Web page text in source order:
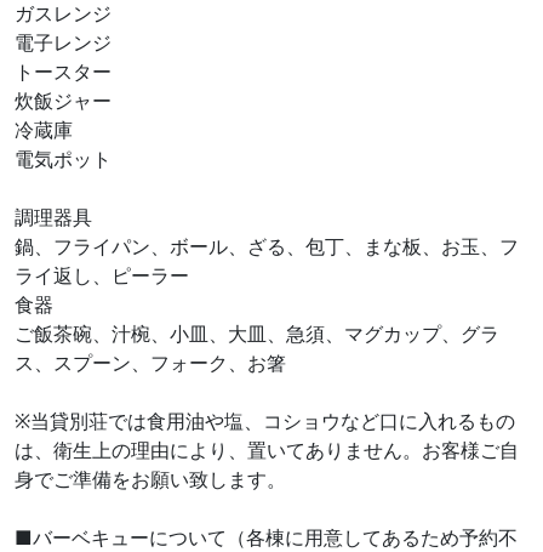
ガスレンジ
電子レンジ
トースター
炊飯ジャー
冷蔵庫
電気ポット
調理器具
鍋、フライパン、ボール、ざる、包丁、まな板、お玉、フ
ライ返し、ピーラー
食器
ご飯茶碗、汁椀、小皿、大皿、急須、マグカップ、グラ
ス、スプーン、フォーク、お箸
※当貸別荘では食用油や塩、コショウなど口に入れるもの
は、衛生上の理由により、置いてありません。お客様ご自
身でご準備をお願い致します。
■バーベキューについて（各棟に用意してあるため予約不